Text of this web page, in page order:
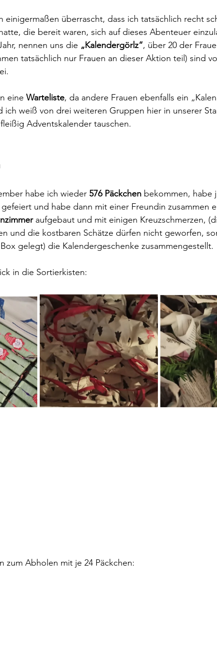
einigermaßen überrascht, dass ich tatsächlich recht
die bereit waren, sich auf dieses Abenteuer
nennen uns die „Kalendergörlz“, über 20 der
tatsächlich nur Frauen an dieser Aktion teil) sind
eine Warteliste, da andere Frauen ebenfalls ein
ich weiß von drei weiteren Gruppen hier in unserer
Adventskalender tauschen.
habe ich wieder 576 Päckchen bekommen, habe
und habe dann mit einer Freundin zusammen
aufgebaut und mit einigen Kreuzschmerzen,
und die kostbaren Schätze dürfen nicht geworfen,
gelegt) die Kalendergeschenke zusammengestellt.
in die Sortierkisten:
zum Abholen mit je 24 Päckchen: